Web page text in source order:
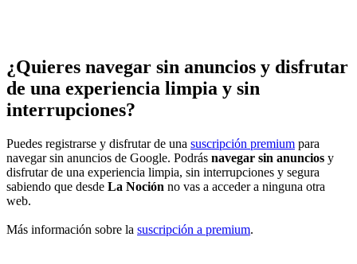
¿Quieres navegar sin anuncios y disfrutar
de una experiencia limpia y sin
interrupciones?
Puedes registrarse y disfrutar de una suscripción premium para
navegar sin anuncios de Google. Podrás navegar sin anuncios y
disfrutar de una experiencia limpia, sin interrupciones y segura
sabiendo que desde La Noción no vas a acceder a ninguna otra
web.
Más información sobre la suscripción a premium.